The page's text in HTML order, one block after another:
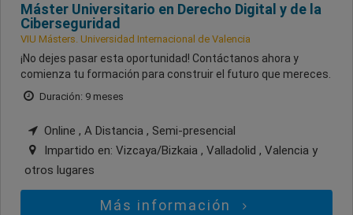
Máster Universitario en Derecho Digital y de la
Ciberseguridad
VIU Másters. Universidad Internacional de Valencia
¡No dejes pasar esta oportunidad! Contáctanos ahora y
comienza tu formación para construir el futuro que mereces.
Duración: 9 meses
Online , A Distancia , Semi-presencial
Impartido en: Vizcaya/Bizkaia , Valladolid , Valencia y
otros lugares
Más información